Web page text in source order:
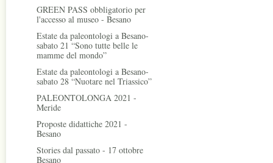
GREEN PASS obbligatorio per
l'accesso al museo - Besano
Estate da paleontologi a Besano-
sabato 21 “Sono tutte belle le
mamme del mondo”
Estate da paleontologi a Besano-
sabato 28 “Nuotare nel Triassico”
PALEONTOLONGA 2021 -
Meride
Proposte didattiche 2021 -
Besano
Stories dal passato - 17 ottobre
Besano